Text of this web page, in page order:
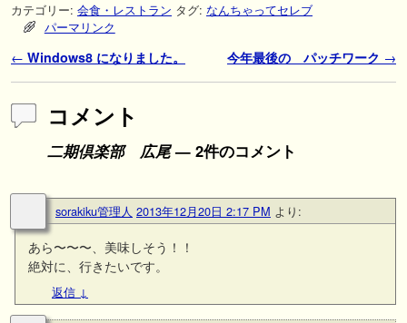
カテゴリー: 会食・レストラン タグ: なんちゃってセレブ
パーマリンク
投稿ナビゲーション
← Windows8 になりました。 今年最後の パッチワーク →
コメント
二期倶楽部 広尾— 2件のコメント
sorakiku管理人 2013年12月20日 2:17 PM より:
あら〜〜〜、美味しそう！！
絶対に、行きたいです。
返信 ↓